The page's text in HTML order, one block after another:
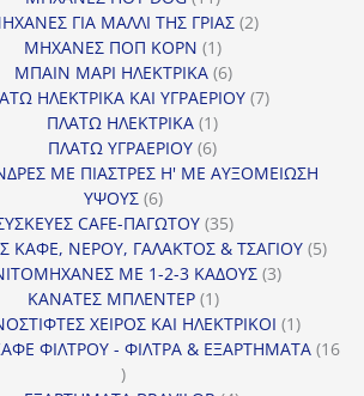
προϊόντα
ΓΙΑ ΜΑΛΛΙ ΤΗΣ ΓΡΙΑΣ 22
ΜΗΧΑΝΕΣ ΠΟΠ ΚΟΡΝ 11
προϊόν
ΜΠΑΙΝ ΜΑΡΙ ΗΛΕΚΤΡΙΚΑ 66
προϊόντα
ΗΛΕΚΤΡΙΚΑ ΚΑΙ ΥΓΡΑΕΡΙΟΥ 77
ΠΛΑΤΩ ΗΛΕΚΤΡΙΚΑ 11
προϊόν
ΠΛΑΤΩ ΥΓΡΑΕΡΙΟΥ 66
προϊόντα
ΜΕ ΠΙΑΣΤΡΕΣ Η' ΜΕ ΑΥΞΟΜΕΙΩΣΗ
ΥΨΟΥΣ 66
προϊόντα
CAFE-ΠΑΓΩΤΟΥ 3535
προϊόντα
ΚΑΦΕ, ΝΕΡΟΥ, ΓΑΛΑΚΤΟΣ & ΤΣΑΓΙΟΥ 55
ΜΕ 1-2-3 ΚΑΔΟΥΣ 33
ΚΑΝΑΤΕΣ ΜΠΛΕΝΤΕΡ 11
προϊόν
ΧΕΙΡΟΣ ΚΑΙ ΗΛΕΚΤΡΙΚΟΙ 11
προϊόν
ΦΙΛΤΡΟΥ - ΦΙΛΤΡΑ & ΕΞΑΡΤΗΜΑΤΑ 16
16